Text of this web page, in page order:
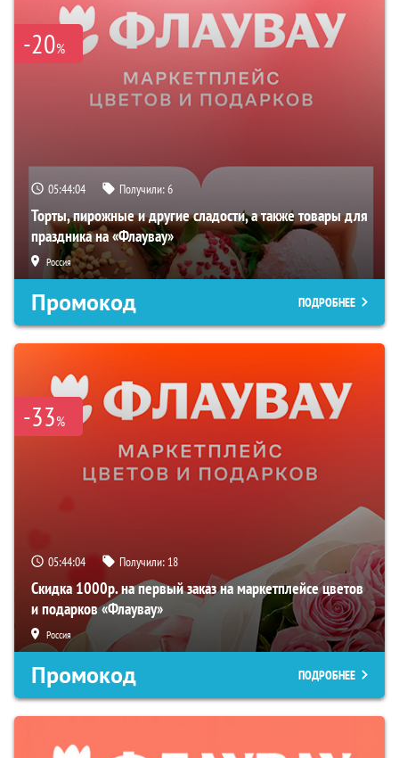
-20%
05:44:03 Получили:6
Торты, пирожные и другие сладости, а также товары для
праздника на «Флаувау»
Россия
Промокод ПОДРОБНЕЕ
-33%
05:44:03 Получили: 18
Скидка 1000р. на первый заказ на маркетплейсе цветов
и подарков «Флаувау»
Россия
Промокод ПОДРОБНЕЕ